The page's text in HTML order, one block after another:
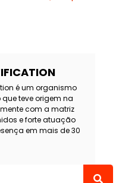
é um organismo
teve origem na
com a matriz
e forte atuação
em mais de 30